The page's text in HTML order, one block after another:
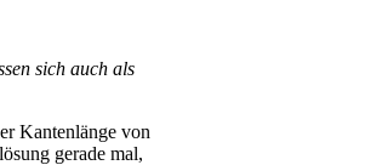
sich auch als
Kantenlänge von
gerade mal,